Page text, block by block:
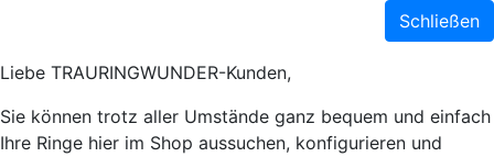
Schließen
Liebe TRAURINGWUNDER-Kunden,
Sie können trotz aller Umstände ganz bequem und einfach
Ihre Ringe hier im Shop aussuchen, konfigurieren und